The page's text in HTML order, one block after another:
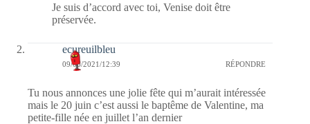
Je suis d’accord avec toi, Venise doit être
préservée.
ecureuilbleu
09/06/2021/12:39 RÉPONDRE
Tu nous annonces une jolie fête qui m’aurait intéressée
mais le 20 juin c’est aussi le baptême de Valentine, ma
petite-fille née en juillet l’an dernier